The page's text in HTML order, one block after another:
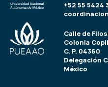
+52 55 5424
Calle de
Colonia
C. P. 04360
Delegación
México